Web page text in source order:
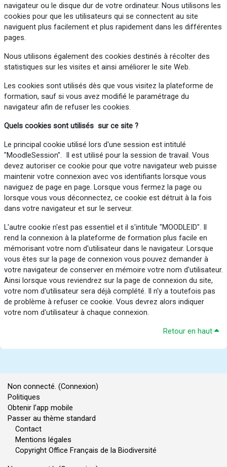
navigateur ou le disque dur de votre ordinateur. Nous utilisons les
cookies pour que les utilisateurs qui se connectent au site
naviguent plus facilement et plus rapidement dans les différentes
pages.
Nous utilisons également des cookies destinés à récolter des
statistiques sur les visites et ainsi améliorer le site Web.
Les cookies sont utilisés dès que vous visitez la plateforme de
formation, sauf si vous avez modifié le paramétrage du
navigateur afin de refuser les cookies.
Quels cookies sont utilisés sur ce site ?
Le principal cookie utilisé lors d'une session est intitulé
"MoodleSession". Il est utilisé pour la session de travail. Vous
devez autoriser ce cookie pour que votre navigateur web puisse
maintenir votre connexion avec vos identifiants lorsque vous
naviguez de page en page. Lorsque vous fermez la page ou
lorsque vous vous déconnectez, ce cookie est détruit à la fois
dans votre navigateur et sur le serveur.
L'autre cookie n'est pas essentiel et il s'intitule "MOODLEID". Il
rend la connexion à la plateforme de formation plus facile en
mémorisant votre nom d'utilisateur dans le navigateur. Lorsque
vous êtes sur la page de connexion vous pouvez demander à
votre navigateur de conserver en mémoire votre nom d'utilisateur.
Ainsi lorsque vous reviendrez sur la page de connexion du site,
votre nom d'utilisateur sera déjà complété. Il n'y a toutefois pas
de problème à refuser ce cookie. Vous devrez alors indiquer
votre nom d'utilisateur à chaque connexion.
Retour en haut
Non connecté. (Connexion)
Politiques
Obtenir l’app mobile
Passer au thème standard
Contact
Mentions légales
Copyright Office Français de la Biodiversité